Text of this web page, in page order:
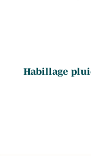
Habillage